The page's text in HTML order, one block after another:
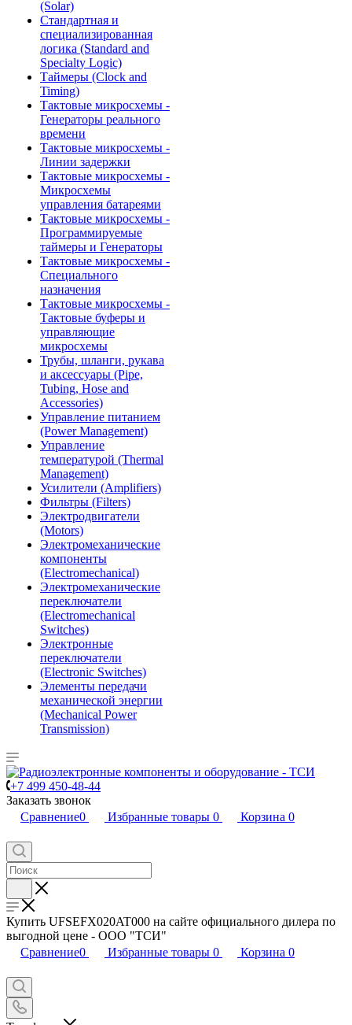
(Solar)
Стандартная и
специализированная
логика (Standard and
Specialty Logic)
Таймеры (Clock and
Timing)
Тактовые микросхемы -
Генераторы реального
времени
Тактовые микросхемы -
Линии задержки
Тактовые микросхемы -
Микросхемы
управления батареями
Тактовые микросхемы -
Программируемые
таймеры и Генераторы
Тактовые микросхемы -
Специального
назначения
Тактовые микросхемы -
Тактовые буферы и
управляющие
микросхемы
Трубы, шланги, рукава
и аксессуары (Pipe,
Tubing, Hose and
Accessories)
Управление питанием
(Power Management)
Управление
температурой (Thermal
Management)
Усилители (Amplifiers)
Фильтры (Filters)
Электродвигатели
(Motors)
Электромеханические
компоненты
(Electromechanical)
Электромеханические
переключатели
(Electromechanical
Switches)
Электронные
переключатели
(Electronic Switches)
Элементы передачи
механической энергии
(Mechanical Power
Transmission)
+7 499 450-48-44
Заказать звонок
Сравнение0 Избранные товары 0 Корзина 0
Купить UFSEFX020AT000 на сайте официального дилера по
выгодной цене - ООО "ТСИ"
Сравнение0 Избранные товары 0 Корзина 0